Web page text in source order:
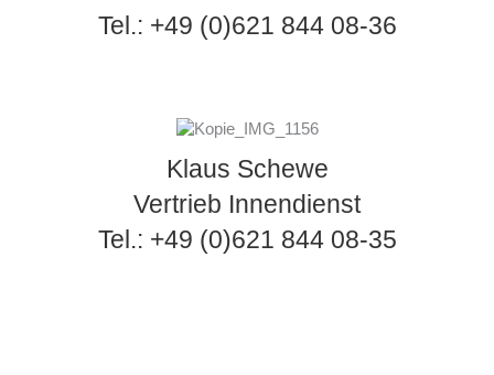
Tel.: +49 (0)621 844 08-36
Klaus Schewe
Vertrieb Innendienst
Tel.: +49 (0)621 844 08-35